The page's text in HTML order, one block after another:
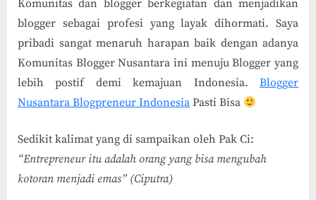
Komunitas dan blogger berkegiatan dan menjadikan
blogger sebagai profesi yang layak dihormati. Saya
pribadi sangat menaruh harapan baik dengan adanya
Komunitas Blogger Nusantara ini menuju Blogger yang
lebih postif demi kemajuan Indonesia. Blogger
Nusantara Blogpreneur Indonesia Pasti Bisa
Sedikit kalimat yang di sampaikan oleh Pak Ci:
“Entrepreneur itu adalah orang yang bisa mengubah
kotoran menjadi emas” (Ciputra)